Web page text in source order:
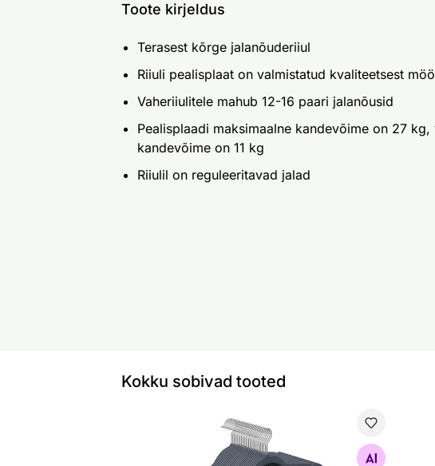
Toote kirjeldus
Terasest kõrge jalanõuderiiul
Riiuli pealisplaat on valmistatud kvaliteetsest
Vaheriiulitele mahub 12-16 paari jalanõusid
Pealisplaadi maksimaalne kandevõime on 27 kg,
kandevõime on 11 kg
Riiulil on reguleeritavad jalad
Kokku sobivad tooted
Riidepuude komplekt 20tk
Otsi sarnaseid